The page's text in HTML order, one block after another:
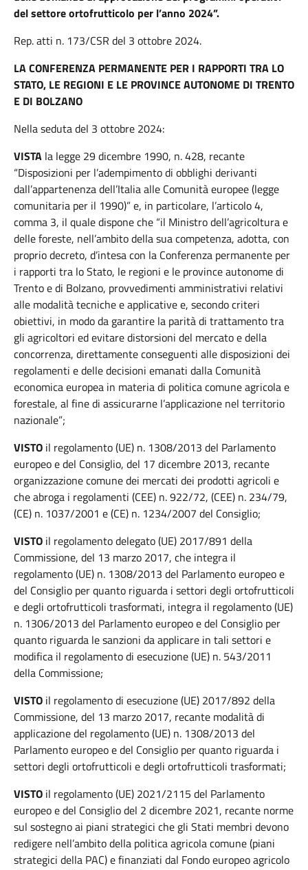
del settore ortofrutticolo per l’anno 2024”.
Rep. atti n. 173/CSR del 3 ottobre 2024.
LA CONFERENZA PERMANENTE PER I RAPPORTI TRA LO
STATO, LE REGIONI E LE PROVINCE AUTONOME DI TRENTO
E DI BOLZANO
Nella seduta del 3 ottobre 2024:
VISTA la legge 29 dicembre 1990, n. 428, recante
“Disposizioni per l’adempimento di obblighi derivanti
dall’appartenenza dell’Italia alle Comunità europee (legge
comunitaria per il 1990)” e, in particolare, l’articolo 4,
comma 3, il quale dispone che “il Ministro dell’agricoltura e
delle foreste, nell’ambito della sua competenza, adotta, con
proprio decreto, d’intesa con la Conferenza permanente per
i rapporti tra lo Stato, le regioni e le province autonome di
Trento e di Bolzano, provvedimenti amministrativi relativi
alle modalità tecniche e applicative e, secondo criteri
obiettivi, in modo da garantire la parità di trattamento tra
gli agricoltori ed evitare distorsioni del mercato e della
concorrenza, direttamente conseguenti alle disposizioni dei
regolamenti e delle decisioni emanati dalla Comunità
economica europea in materia di politica comune agricola e
forestale, al fine di assicurarne l’applicazione nel territorio
nazionale”;
VISTO il regolamento (UE) n. 1308/2013 del Parlamento
europeo e del Consiglio, del 17 dicembre 2013, recante
organizzazione comune dei mercati dei prodotti agricoli e
che abroga i regolamenti (CEE) n. 922/72, (CEE) n. 234/79,
(CE) n. 1037/2001 e (CE) n. 1234/2007 del Consiglio;
VISTO il regolamento delegato (UE) 2017/891 della
Commissione, del 13 marzo 2017, che integra il
regolamento (UE) n. 1308/2013 del Parlamento europeo e
del Consiglio per quanto riguarda i settori degli ortofrutticoli
e degli ortofrutticoli trasformati, integra il regolamento (UE)
n. 1306/2013 del Parlamento europeo e del Consiglio per
quanto riguarda le sanzioni da applicare in tali settori e
modifica il regolamento di esecuzione (UE) n. 543/2011
della Commissione;
VISTO il regolamento di esecuzione (UE) 2017/892 della
Commissione, del 13 marzo 2017, recante modalità di
applicazione del regolamento (UE) n. 1308/2013 del
Parlamento europeo e del Consiglio per quanto riguarda i
settori degli ortofrutticoli e degli ortofrutticoli trasformati;
VISTO il regolamento (UE) 2021/2115 del Parlamento
europeo e del Consiglio del 2 dicembre 2021, recante norme
sul sostegno ai piani strategici che gli Stati membri devono
redigere nell’ambito della politica agricola comune (piani
strategici della PAC) e finanziati dal Fondo europeo agricolo